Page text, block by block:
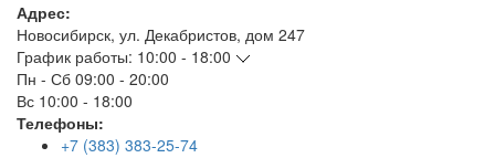
Адрес:
Новосибирск, ул. Декабристов, дом 247
График работы: 10:00 - 18:00
Пн - Сб 09:00 - 20:00
Вс 10:00 - 18:00
Телефоны:
+7 (383) 383-25-74